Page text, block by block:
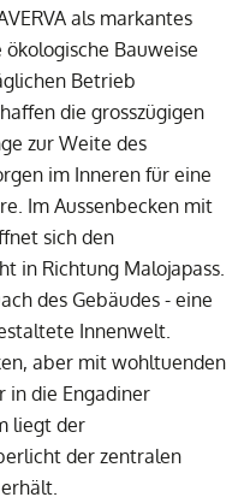
als markantes
Bauweise
Betrieb
die grosszügigen
zur Weite des
im Inneren für eine
Im Aussenbecken mit
sich den
in Richtung Malojapass.
des Gebäudes - eine
Innenwelt.
aber mit wohltuenden
in die Engadiner
liegt der
der zentralen